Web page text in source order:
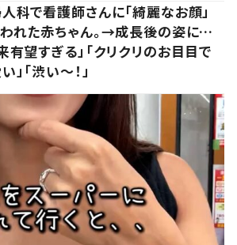
科で看護師さんに「綺麗なお顔」
れた赤ちゃん。→成長後の姿に…
有望すぎる」「クリクリのお目目で
」「渋い～！」